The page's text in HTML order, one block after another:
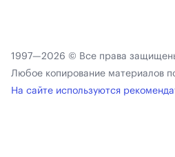
1997—2026 © Все права
Любое копирование материалов
На сайте используются